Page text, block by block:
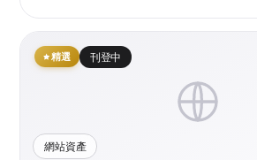
精選 刊登中
網站資產